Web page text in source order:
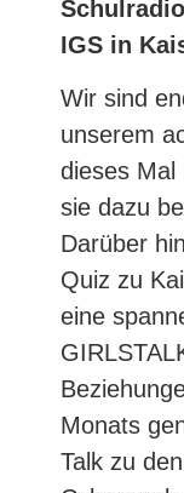
IGS in
Wir sind
unserem
dieses Mal
sie dazu
Darüber
Quiz zu
eine
Monats
Talk zu